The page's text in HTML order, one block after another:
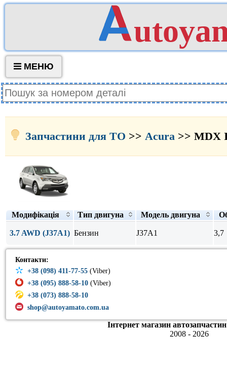
МЕНЮ
Запчастини для ТО >> Acura >> MDX
Модифікація Тип двигуна Модель двигуна
3.7 AWD (J37A1) Бензин J37A1 3,7
Контакти:
+38 (098) 411-77-55 (Viber)
+38 (095) 888-58-10 (Viber)
+38 (073) 888-58-10
shop@autoyamato.com.ua
Інтернет магазин
2008 - 2026